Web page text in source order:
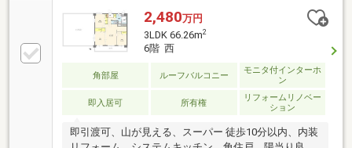
2,480万円
3LDK 66.26m2
6階 西
角部屋 ルーフバルコニー
モニタ付インターホ
ン
即入居可 所有権
リフォームリノベー
ション
即引渡可、山が見える、スーパー 徒歩10分以内、内装